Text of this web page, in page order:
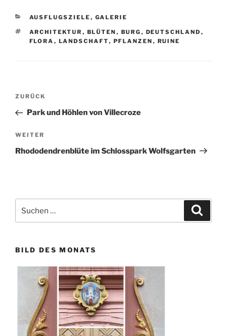
KATEGORIEN
AUSFLUGSZIELE , GALERIE
SCHLAGWÖRTER
ARCHITEKTUR , BLÜTEN , BURG , DEUTSCHLAND ,
FLORA , LANDSCHAFT, PFLANZEN , RUINE
Beitragsnavigation
Vorheriger
Beitrag
ZURÜCK
Park und Höhlen von Villecroze
Nächster
Beitrag
WEITER
Rhododendrenblüte im Schlosspark Wolfsgarten
nach:
BILD DES MONATS